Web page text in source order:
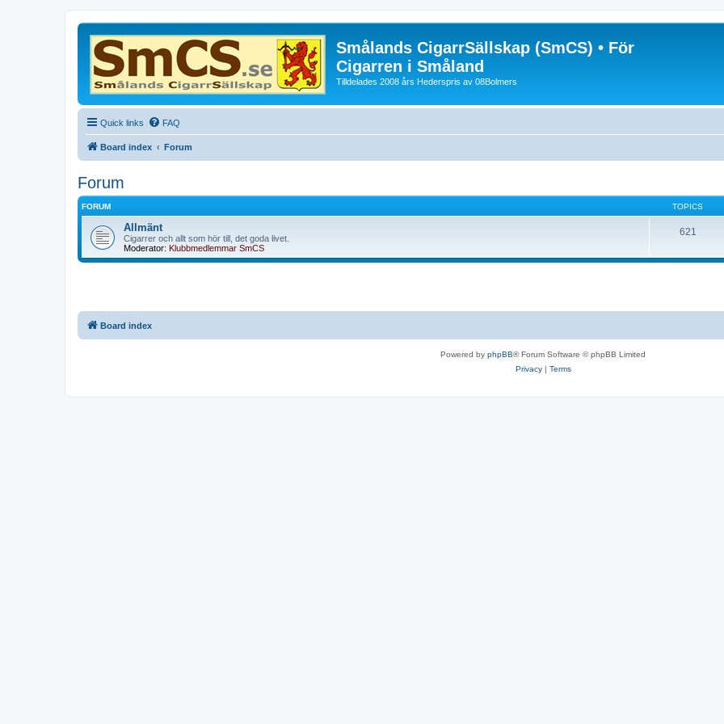
Smålands CigarrSällskap (SmCS) • För
Cigarren i Småland
Tilldelades 2008 års Hederspris av 08Bolmers
Quick links FAQ
Board index Forum
Forum
FORUM TOPICS
Allmänt
Cigarrer och allt som hör till, det goda livet.
Moderator: Klubbmedlemmar SmCS
621
Board index
Powered by phpBB® Forum Software © phpBB Limited
Privacy| Terms